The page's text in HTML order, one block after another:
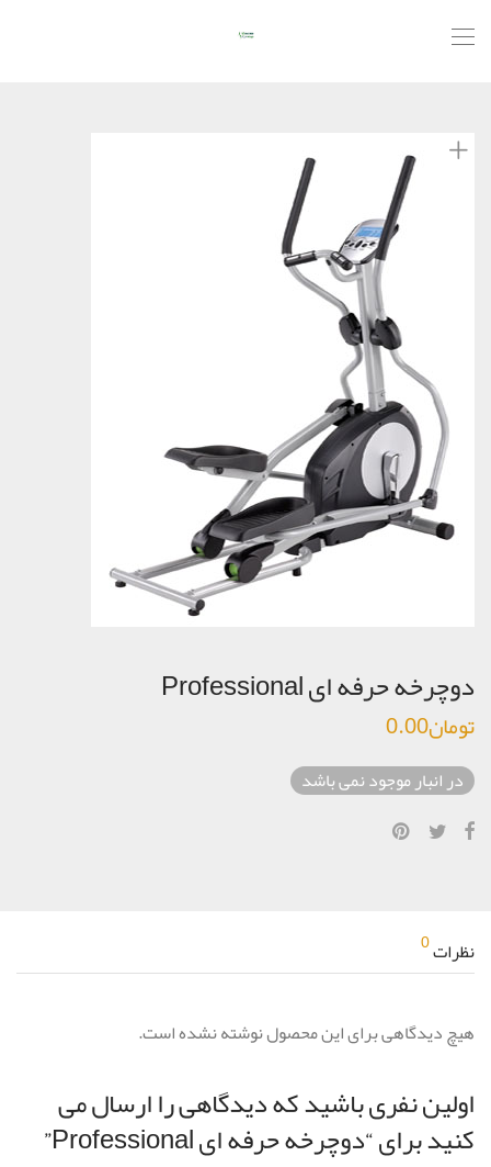
دوچرخه حرفه ای Professional
تومان0.00
در انبار موجود نمی باشد
نظرات0
هیچ دیدگاهی برای این محصول نوشته نشده است.
اولین نفری باشید که دیدگاهی را ارسال می
کنید برای “دوچرخه حرفه ای Professional”